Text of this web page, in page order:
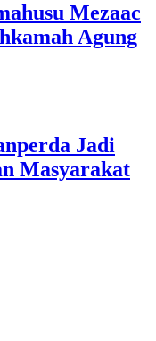
Mezaac
Agung
Jadi
Masyarakat